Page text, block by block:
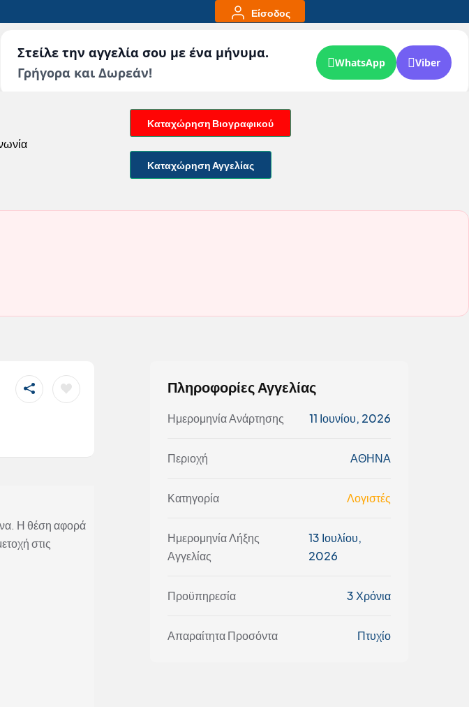
Είσοδος
Στείλε την αγγελία σου με ένα μήνυμα.
Γρήγορα και Δωρεάν!
WhatsApp Viber
Καταχώρηση Βιογραφικού
Καταχώρηση Αγγελίας
Η θέση αφορά
στις
Πληροφορίες Αγγελίας
Ημερομηνία Ανάρτησης 11 Ιουνίου, 2026
Περιοχή ΑΘΗΝΑ
Κατηγορία Λογιστές
Ημερομηνία Λήξης
Αγγελίας
13 Ιουλίου,
2026
Προϋπηρεσία 3 Χρόνια
Απαραίτητα Προσόντα Πτυχίο